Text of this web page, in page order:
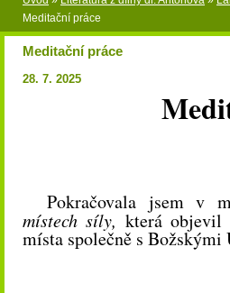
Meditační práce
Meditační práce
28. 7. 2025
Pokračovala jsem v
místech síly, která objevil
místa společně s